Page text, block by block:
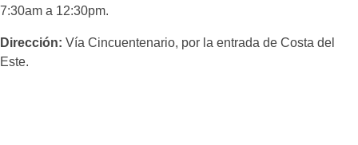
7:30am a 12:30pm.
Dirección: Vía Cincuentenario, por la entrada de Costa del
Este.